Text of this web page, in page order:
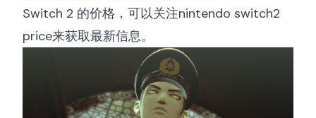
Switch 2 的价格，可以关注nintendo switch2
price来获取最新信息。